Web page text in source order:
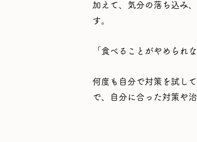
加えて、気分の落ち込み
す。
「食べることがやめられ
何度も自分で対策を試し
で、自分に合った対策や